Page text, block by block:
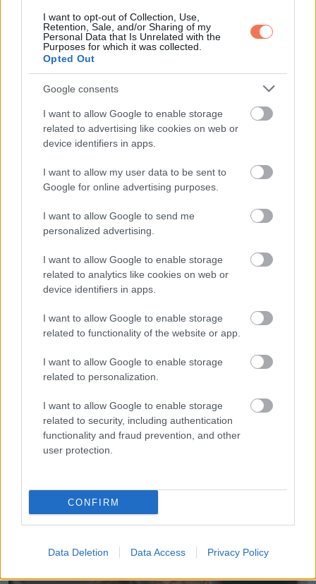
I want to opt-out of Collection, Use,
Retention, Sale, and/or Sharing of my
Personal Data that Is Unrelated with the
Purposes for which it was collected.
Opted Out
Google consents
I want to allow Google to enable storage
related to advertising like cookies on web or
device identifiers in apps.
I want to allow my user data to be sent to
Google for online advertising purposes.
I want to allow Google to send me
personalized advertising.
I want to allow Google to enable storage
related to analytics like cookies on web or
device identifiers in apps.
I want to allow Google to enable storage
related to functionality of the website or app.
I want to allow Google to enable storage
related to personalization.
I want to allow Google to enable storage
related to security, including authentication
functionality and fraud prevention, and other
user protection.
CONFIRM
Data Deletion Data Access Privacy Policy
Hanks karrierje és családi élete iránti elkötelezettsége
kifizetődött, amikor 1984-ben megkapta a sokak szerint
nagy áttörést jelentő szerepet a Csobbanás című
romantikus hableányos vígjátékban. Ezt követően a
producerek gyakorlatilag kopogtattak az ajtaján vígjátéki
szerepekkel, és még Oscar-jelölést is kapott az 1988-
as Segítség, felnőttem! című sikerfilmben nyújtott
A kilencvenes években azonban Hanks belefáradt a
drámaibb szerepeket szeretne kipróbálni. És ez a
a színész mindössze a második férfi főszereplő, aki két
egymást követő Oscar-díjat nyert.
Azóta Tom Hanks közel 100 filmben játszott, és
összbevétele nyolcmilliárd dollár körül mozog – nyugodtan
mondhatjuk, hogy jó karrierfilmet csinált.
Hogyan kezeli Tom Hanks a
nehéz időket?